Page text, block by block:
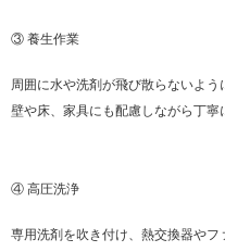
③ 養生作業
周囲に水や洗剤が飛び散らないよう
壁や床、家具にも配慮しながら丁寧
④ 高圧洗浄
専用洗剤を吹き付け、熱交換器や